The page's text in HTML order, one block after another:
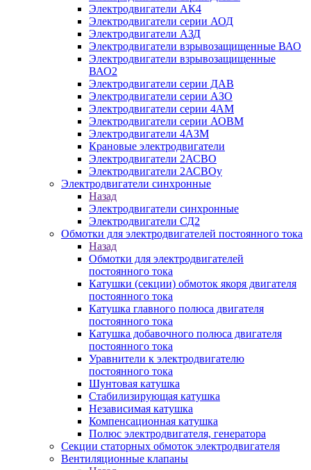
Электродвигатели АК4
Электродвигатели серии АОД
Электродвигатели АЗД
Электродвигатели взрывозащищенные ВАО
Электродвигатели взрывозащищенные
ВАО2
Электродвигатели серии ДАВ
Электродвигатели серии АЗО
Электродвигатели серии 4АМ
Электродвигатели серии АОВМ
Электродвигатели 4АЗМ
Крановые электродвигатели
Электродвигатели 2АСВО
Электродвигатели 2АСВОу
Электродвигатели синхронные
Назад
Электродвигатели синхронные
Электродвигатели СД2
Обмотки для электродвигателей постоянного тока
Назад
Обмотки для электродвигателей
постоянного тока
Катушки (секции) обмоток якоря двигателя
постоянного тока
Катушка главного полюса двигателя
постоянного тока
Катушка добавочного полюса двигателя
постоянного тока
Уравнители к электродвигателю
постоянного тока
Шунтовая катушка
Стабилизирующая катушка
Независимая катушка
Компенсационная катушка
Полюс электродвигателя, генератора
Секции статорных обмоток электродвигателя
Вентиляционные клапаны